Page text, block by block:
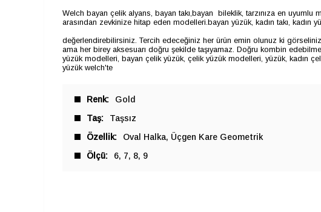
Welch bayan çelik alyans, bayan takı,bayan bileklik, tarzınıza en
arasından zevkinize hitap eden modelleri.bayan yüzük, kadın takı, kadın
değerlendirebilirsiniz. Tercih edeceğiniz her ürün emin olunuz ki
ama her birey aksesuarı doğru şekilde taşıyamaz. Doğru kombin
yüzük modelleri, bayan çelik yüzük, çelik yüzük modelleri, yüzük, kadın
yüzük welch'te
Renk
Gold
Taş
Taşsız
Özellik
Oval Halka Üçgen Kare Geometrik
Ölçü
6 7 8 9